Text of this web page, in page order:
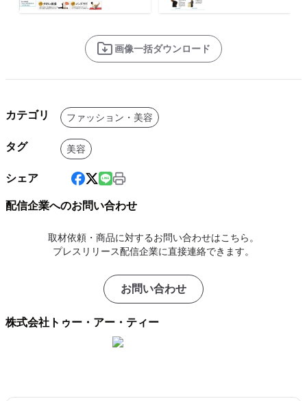
画像一括ダウンロード
カテゴリ ファッション・美容
タグ 美容
シェア
配信企業へのお問い合わせ
取材依頼・商品に対するお問い合わせはこちら。
プレスリリース配信企業に直接連絡できます。
お問い合わせ
株式会社トゥー・アー・ティー